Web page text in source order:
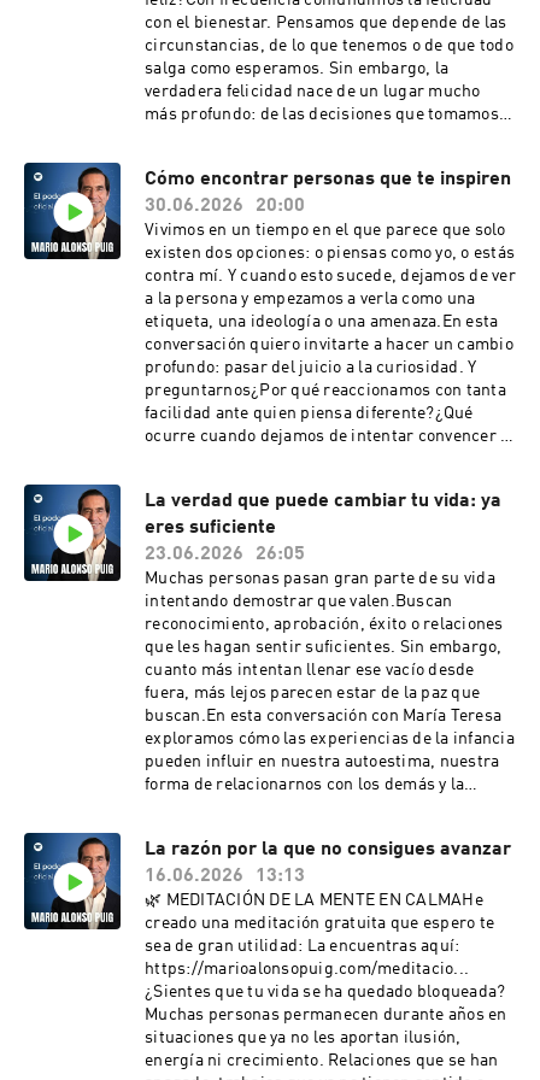
quieres aprender a conectar con tu corazón y
cultivar un estado interior de mayor serenidad y
paz, te invito a realizar gratuitamente mi
Meditación del Corazón¡Suscríbete!MÁS
INFORMACIÓN Y RECURSOS ÚTILES: 📖
WEB Y REDES SOCIALES OFICIALES:🌐⁠⁠⁠Página
Web⁠⁠⁠📷⁠⁠⁠Instagram⁠⁠⁠⁠⁠⁠▶️⁠⁠⁠Youtube⁠⁠⁠📲⁠⁠⁠Facebook⁠⁠⁠⁠⁠⁠💼⁠Linke
dIn⁠𝕏 ⁠Twitter
con el bienestar. Pensamos que depende de las
circunstancias, de lo que tenemos o de que todo
salga como esperamos. Sin embargo, la
verdadera felicidad nace de un lugar mucho
más profundo: de las decisiones que tomamos
empezamos y terminamos el día, el impacto que
tienen nuestras emociones en la salud, la
diferencia entre aceptación y resignación y por
qué nuestro pasado no tiene por qué determinar
nuestro futuro.También comparto una idea que
considero esencial:Allí donde ponemos nuestra
atención, acaba dirigiéndose nuestra vida.Ojalá
este vídeo te ayude a mirar tu realidad desde
una perspectiva diferente y a descubrir que,
incluso en medio de las dificultades, siempre
existe un espacio para elegir cómo responder.💙
Si quieres entrenar tu corazón para vivir con
Corazón.¡Suscríbete!MÁS INFORMACIÓN Y
RECURSOS ÚTILES: 📖 ⁠Libros⁠🎧 ⁠Accede a mi
audionewsletter gratis⁠🎟️⁠ ⁠Entradas a la nueva
conferencia 2026⁠PÁGINA WEB Y REDES
SOCIALES OFICIALES:🌐⁠⁠⁠Página
Web⁠⁠⁠📷⁠⁠⁠Instagram⁠⁠⁠⁠⁠⁠▶️⁠⁠⁠Youtube⁠⁠⁠📲⁠⁠⁠Facebook⁠⁠⁠⁠⁠⁠💼⁠Linke
dIn⁠𝕏 ⁠Twitter
Cómo encontrar personas que te inspiren
30.06.2026
20:00
Vivimos en un tiempo en el que parece que solo
existen dos opciones: o piensas como yo, o estás
contra mí. Y cuando esto sucede, dejamos de ver
a la persona y empezamos a verla como una
etiqueta, una ideología o una amenaza.En esta
conversación quiero invitarte a hacer un cambio
profundo: pasar del juicio a la curiosidad. Y
preguntarnos¿Por qué reaccionamos con tanta
facilidad ante quien piensa diferente?¿Qué
ocurre cuando dejamos de intentar convencer y
ideas completamente opuestas?Porque cuando
dejamos de condenar y empezamos a preguntar
con verdadero interés, cambia la conversación,
cambia la relación y cambia también la
perspectiva desde la que miramos al otro.Una
persona siempre es mucho más que sus ideas,
sus creencias o sus opiniones. Y quizá el
verdadero encuentro comienza cuando dejamos
de tener la necesidad de vencer y empezamos a
tener el deseo sincero de comprender.💻Da el
paso a soltar aquellas creencias que te frenan e
inicia tu camino hacia la transformación con el
Curso Online Reinventarse¡Suscríbete!MÁS
⁠Entradas a la nueva conferencia 2026⁠PÁGINA
WEB Y REDES SOCIALES OFICIALES:🌐⁠⁠⁠Página
Web⁠⁠⁠📷⁠⁠⁠Instagram⁠⁠⁠⁠⁠⁠▶️⁠⁠⁠Youtube⁠⁠⁠📲⁠⁠⁠Facebook⁠⁠⁠⁠⁠⁠💼⁠Linke
dIn⁠𝕏 ⁠Twitter
La verdad que puede cambiar tu vida: ya
eres suficiente
23.06.2026
26:05
Muchas personas pasan gran parte de su vida
intentando demostrar que valen.Buscan
reconocimiento, aprobación, éxito o relaciones
que les hagan sentir suficientes. Sin embargo,
cuanto más intentan llenar ese vacío desde
fuera, más lejos parecen estar de la paz que
buscan.En esta conversación con María Teresa
exploramos cómo las experiencias de la infancia
pueden influir en nuestra autoestima, nuestra
forma de relacionarnos con los demás y la
emocionales, el papel de víctima, el perdón, la
compasión y la capacidad que todos tenemos
para transformar nuestra historia.No necesitas
convertirte en alguien para merecer amor,
respeto o felicidad.Ya eres suficiente.🌿
⁠Descarga gratis 3 meditaciones
transformadoras y regálate tiempo de calma,
cuidado y presencia⁠¡Suscríbete!MÁS
INFORMACIÓN Y RECURSOS ÚTILES: 📖
⁠Libros⁠🎧 ⁠Accede a mi audionewsletter gratis⁠🎟️⁠
La razón por la que no consigues avanzar
16.06.2026
13:13
🌿 MEDITACIÓN DE LA MENTE EN CALMAHe
creado una meditación gratuita que espero te
sea de gran utilidad: La encuentras aquí:
https://marioalonsopuig.com/meditacio...
¿Sientes que tu vida se ha quedado bloqueada?
Muchas personas permanecen durante años en
situaciones que ya no les aportan ilusión,
energía ni crecimiento. Relaciones que se han